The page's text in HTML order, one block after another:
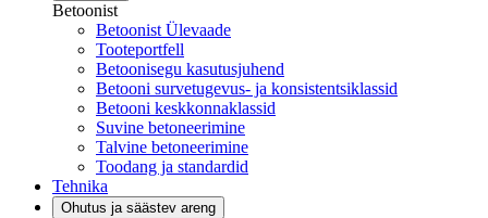
Betoonist
Betoonist Ülevaade
Tooteportfell
Betoonisegu kasutusjuhend
Betooni survetugevus- ja konsistentsiklassid
Betooni keskkonnaklassid
Suvine betoneerimine
Talvine betoneerimine
Toodang ja standardid
Tehnika
Ohutus ja säästev areng